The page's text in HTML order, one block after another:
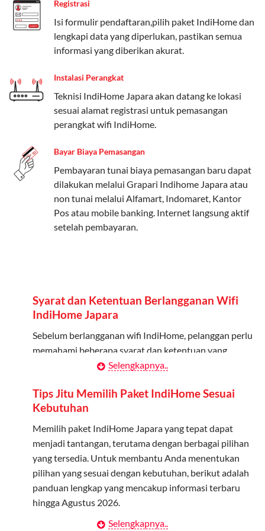
Paket Easy cocok untuk kebutuhan dasar, Paket
Complete untuk yang menginginkan fitur lengkap,
dan Paket Dynamic IP untuk pengguna yang
memprioritaskan kecepatan internet tinggi.
Paket Telkomsel One dengan Kuota Keluarga
Salah satu fitur unggulan Telkomsel One adalah Paket
Kuota Keluarga. Dengan kuota hingga 30 GB, Anda
bisa membagikan internet kepada anggota keluarga
atau teman tanpa perlu khawatir kehabisan kuota.
Berikut adalah detailnya:
Kuota Keluarga 30 GB
Kuota ini dapat digunakan secara bersama-sama oleh
Admin (pelanggan utama) dan anggota yang terdaftar.
Berlaku Nasional
untuk jaringan 2G, 3G, dan 4G.
Tidak Berlaku untuk Roaming
Kuota ini hanya bisa digunakan di dalam negeri.
Daftarkan Anggota: Admin dapat mendaftarkan anggota
melalui aplikasi MyTelkomsel atau website Telkomsel One.
Bagikan Kuota: Setelah terdaftar, anggota bisa langsung
menggunakan kuota keluarga.
Registrasi
Isi formulir pendaftaran,pilih paket IndiHome dan
lengkapi data yang diperlukan, pastikan semua
informasi yang diberikan akurat.
Instalasi Perangkat
Teknisi IndiHome Japara akan datang ke lokasi
sesuai alamat registrasi untuk pemasangan
perangkat wifi IndiHome.
Bayar Biaya Pemasangan
Pembayaran tunai biaya pemasangan baru dapat
dilakukan melalui Grapari Indihome Japara atau
non tunai melalui Alfamart, Indomaret, Kantor
Pos atau mobile banking. Internet langsung aktif
setelah pembayaran.
Syarat dan Ketentuan Berlangganan Wifi
IndiHome Japara
Sebelum berlangganan wifi IndiHome, pelanggan perlu
memahami beberapa syarat dan ketentuan yang
Kontrak Berlangganan
Pelanggan harus menandatangani Kontrak
Berlangganan yang mencakup data pelanggan, jenis
layanan indihome Japara yang dipilih, serta syarat dan
ketentuan yang berlaku. Kontrak ini dapat diubah atau
ditambah sesuai kebutuhan.
Biaya Pasang Baru (PSB)
Selengkapnya..
Tips Jitu Memilih Paket IndiHome Sesuai
Kebutuhan
Memilih paket IndiHome Japara yang tepat dapat
menjadi tantangan, terutama dengan berbagai pilihan
yang tersedia. Untuk membantu Anda menentukan
pilihan yang sesuai dengan kebutuhan, berikut adalah
panduan lengkap yang mencakup informasi terbaru
hingga Agustus 2026.
Selengkapnya..